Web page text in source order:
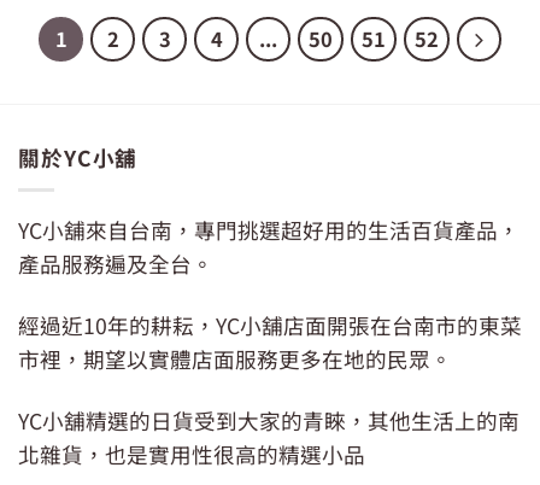
NT$99。NT$69。
1 2 3 4 ... 50 51 52
關於YC小舖
YC小舖來自台南，專門挑選超好用的生活百貨產品，
產品服務遍及全台。
經過近10年的耕耘，YC小舖店面開張在台南市的東菜
市裡，期望以實體店面服務更多在地的民眾。
YC小舖精選的日貨受到大家的青睞，其他生活上的南
北雜貨，也是實用性很高的精選小品